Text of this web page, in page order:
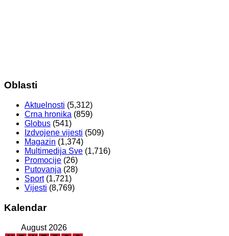
Oblasti
Aktuelnosti (5,312)
Crna hronika (859)
Globus (541)
Izdvojene vijesti (509)
Magazin (1,374)
Multimedija Sve (1,716)
Promocije (26)
Putovanja (28)
Sport(1,721)
Vijesti (8,769)
Kalendar
August 2026